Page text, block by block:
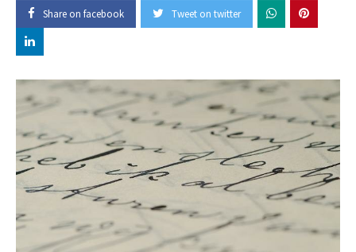
Share on facebook Tweet on twitter